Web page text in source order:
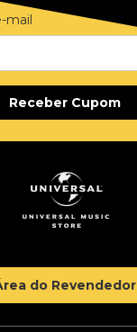
mail
Receber Cupom
do Revendedor